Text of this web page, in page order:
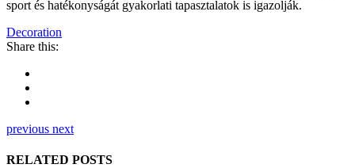
sport és hatékonyságát gyakorlati tapasztalatok is igazolják.
Decoration
Share this:
previous next
RELATED POSTS